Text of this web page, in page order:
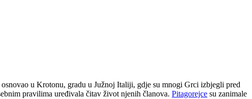
u Krotonu, gradu u Južnoj Italiji, gdje su mnogi Grci izbjegli pred
pravilima uređivala čitav život njenih članova. Pitagorejce su zanimale